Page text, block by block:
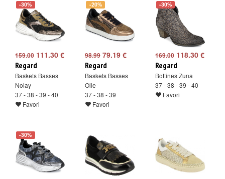
-30%
159.00 111.30 €
Regard
Baskets Basses
Nolay
37 - 38 - 39 - 40
Favori
-20%
98.9979.19 €
Regard
Baskets Basses
Olle
37 - 38 - 39
Favori
-30%
169.00118.30 €
Regard
Bottines Zuna
37 - 38 - 39 - 40
Favori
-30%